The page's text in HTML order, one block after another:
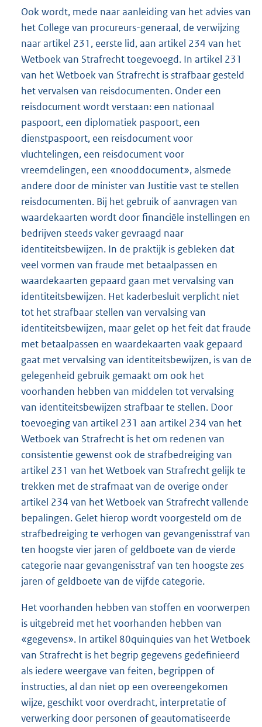
Ook wordt, mede naar aanleiding van het advies van
het College van procureurs-generaal, de verwijzing
naar artikel 231, eerste lid, aan artikel 234 van het
Wetboek van Strafrecht toegevoegd. In artikel 231
van het Wetboek van Strafrecht is strafbaar gesteld
het vervalsen van reisdocumenten. Onder een
reisdocument wordt verstaan: een nationaal
paspoort, een diplomatiek paspoort, een
dienstpaspoort, een reisdocument voor
vluchtelingen, een reisdocument voor
vreemdelingen, een «nooddocument», alsmede
andere door de minister van Justitie vast te stellen
reisdocumenten. Bij het gebruik of aanvragen van
waardekaarten wordt door financiële instellingen en
bedrijven steeds vaker gevraagd naar
identiteitsbewijzen. In de praktijk is gebleken dat
veel vormen van fraude met betaalpassen en
waardekaarten gepaard gaan met vervalsing van
identiteitsbewijzen. Het kaderbesluit verplicht niet
tot het strafbaar stellen van vervalsing van
identiteitsbewijzen, maar gelet op het feit dat fraude
met betaalpassen en waardekaarten vaak gepaard
gaat met vervalsing van identiteitsbewijzen, is van de
gelegenheid gebruik gemaakt om ook het
voorhanden hebben van middelen tot vervalsing
van identiteitsbewijzen strafbaar te stellen. Door
toevoeging van artikel 231 aan artikel 234 van het
Wetboek van Strafrecht is het om redenen van
consistentie gewenst ook de strafbedreiging van
artikel 231 van het Wetboek van Strafrecht gelijk te
trekken met de strafmaat van de overige onder
artikel 234 van het Wetboek van Strafrecht vallende
bepalingen. Gelet hierop wordt voorgesteld om de
strafbedreiging te verhogen van gevangenisstraf van
ten hoogste vier jaren of geldboete van de vierde
categorie naar gevangenisstraf van ten hoogste zes
jaren of geldboete van de vijfde categorie.
Het voorhanden hebben van stoffen en voorwerpen
is uitgebreid met het voorhanden hebben van
«gegevens». In artikel 80quinquies van het Wetboek
van Strafrecht is het begrip gegevens gedefinieerd
als iedere weergave van feiten, begrippen of
instructies, al dan niet op een overeengekomen
wijze, geschikt voor overdracht, interpretatie of
verwerking door personen of geautomatiseerde